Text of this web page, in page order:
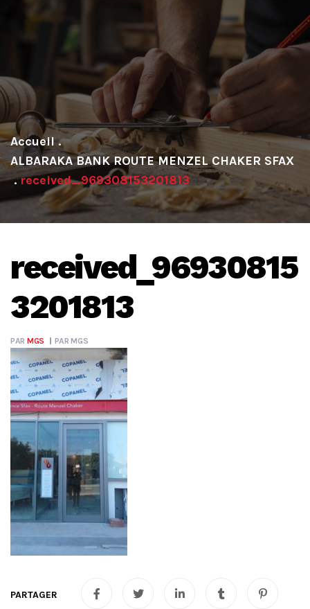
.
ALBARAKA BANK ROUTE MENZEL CHAKER SFAX
. received_969308153201813
received_96930815
3201813
PAR MGS PARMGS